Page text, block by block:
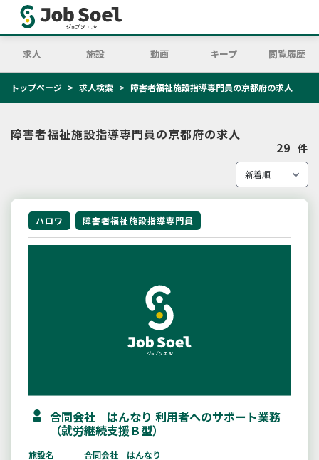
求人 施設 動画 キープ 閲覧履歴
トップページ 求人検索 障害者福祉施設指導専門員の京都府の求人
障害者福祉施設指導専門員の京都府の求人
29 件
ハロワ 障害者福祉施設指導専門員
合同会社 はんなり 利用者へのサポート業務
（就労継続支援Ｂ型）
施設名
合同会社 はんなり